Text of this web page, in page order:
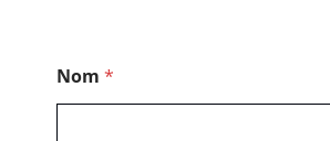
Nom *